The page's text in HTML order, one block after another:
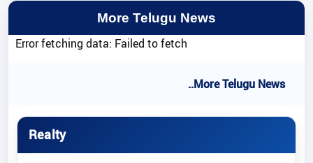
More Telugu News
Error fetching data: Failed to fetch
..More Telugu News
Realty